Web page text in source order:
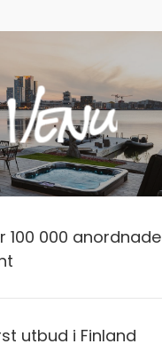
100 000 anordnade
utbud i Finland